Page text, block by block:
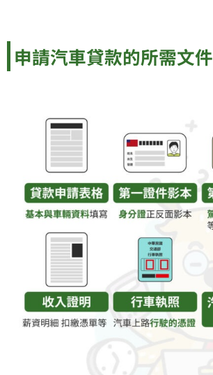
申請汽車貸款的所需文件